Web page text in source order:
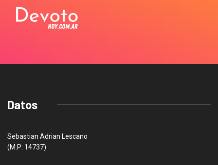
Datos
Sebastian Adrian Lescano
(M.P: 14737)